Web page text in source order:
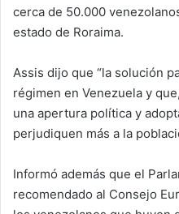
cerca de 50.000
estado de Roraima.
Assis dijo que “la solución
régimen en Venezuela y
una apertura política y
perjudiquen más a la
Informó además que el
recomendado al Consejo